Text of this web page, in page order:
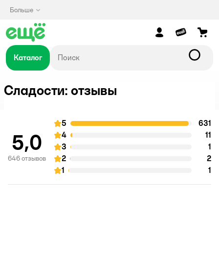
Больше
Каталог
Сладости: отзывы
5,0
646 отзывов
оценка
5 631
оценка
4 11
оценка
3 1
оценка
2 2
оценка
1 1